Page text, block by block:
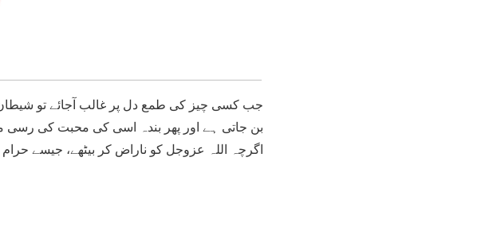
جب کسی چیز کی طمع دل پر غالب آجائے تو شیطان
بن جاتی ہے اور پھر بندہ اسی کی محبت کی رسی
اگرچہ اللہ عزوجل کو ناراض کر بیٹھے، جیسے